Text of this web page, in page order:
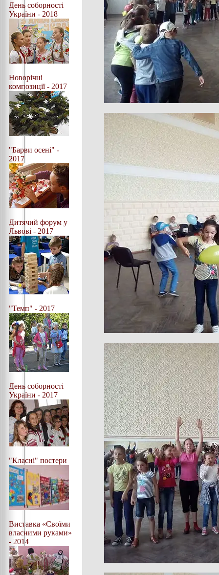
День соборності
України - 2018
Новорічні
композиції - 2017
"Барви осені" -
2017
Дитячий форум у
Львові - 2017
"Темп" - 2017
День соборності
України - 2017
"Класні" постери
Виставка «Своїми
власними руками»
- 2014